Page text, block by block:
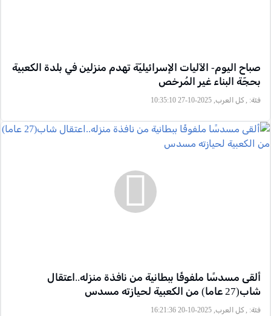
صباح اليوم- الآليات الإسرائيليّة تهدم منزلين في بلدة الكعبية
بحجّة البناء غير المُرخص
فئة: , كل العرب, 2025-10-27 10:35:10
ألقى مسدسًا ملفوفًا ببطانية من نافذة منزله..اعتقال
شاب(27 عاما) من الكعبية لحيازته مسدس
فئة: , كل العرب, 2025-10-20 16:21:36